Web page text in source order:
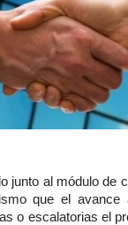
junto al módulo de
que el avance
o escalatorias el